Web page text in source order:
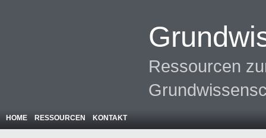
Ressourcen
HOME RESSOURCEN KONTAKT